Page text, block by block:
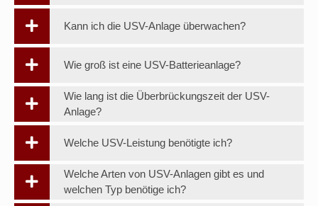
Kann ich die USV-Anlage überwachen?
Wie groß ist eine USV-Batterieanlage?
Wie lang ist die Überbrückungszeit der USV-
Anlage?
Welche USV-Leistung benötigte ich?
Welche Arten von USV-Anlagen gibt es und
welchen Typ benötige ich?